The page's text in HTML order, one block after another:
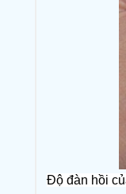
Độ đàn hồi